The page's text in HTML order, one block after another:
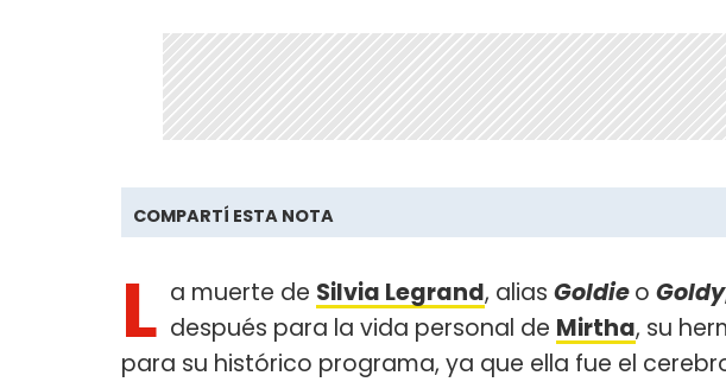
COMPARTÍ ESTA NOTA
L a muerte de Silvia Legrand, alias Goldieo Goldy
después para la vida personal de Mirtha, su
para su histórico programa, ya que ella fue el